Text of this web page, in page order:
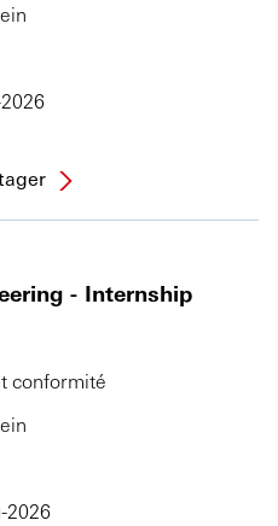
- Internship
conformité
2026